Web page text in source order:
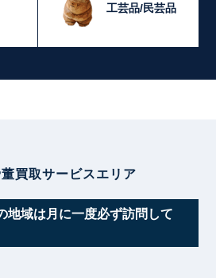
工芸品/民芸品
買取サービスエリア
地域は月に一度必ず訪問して